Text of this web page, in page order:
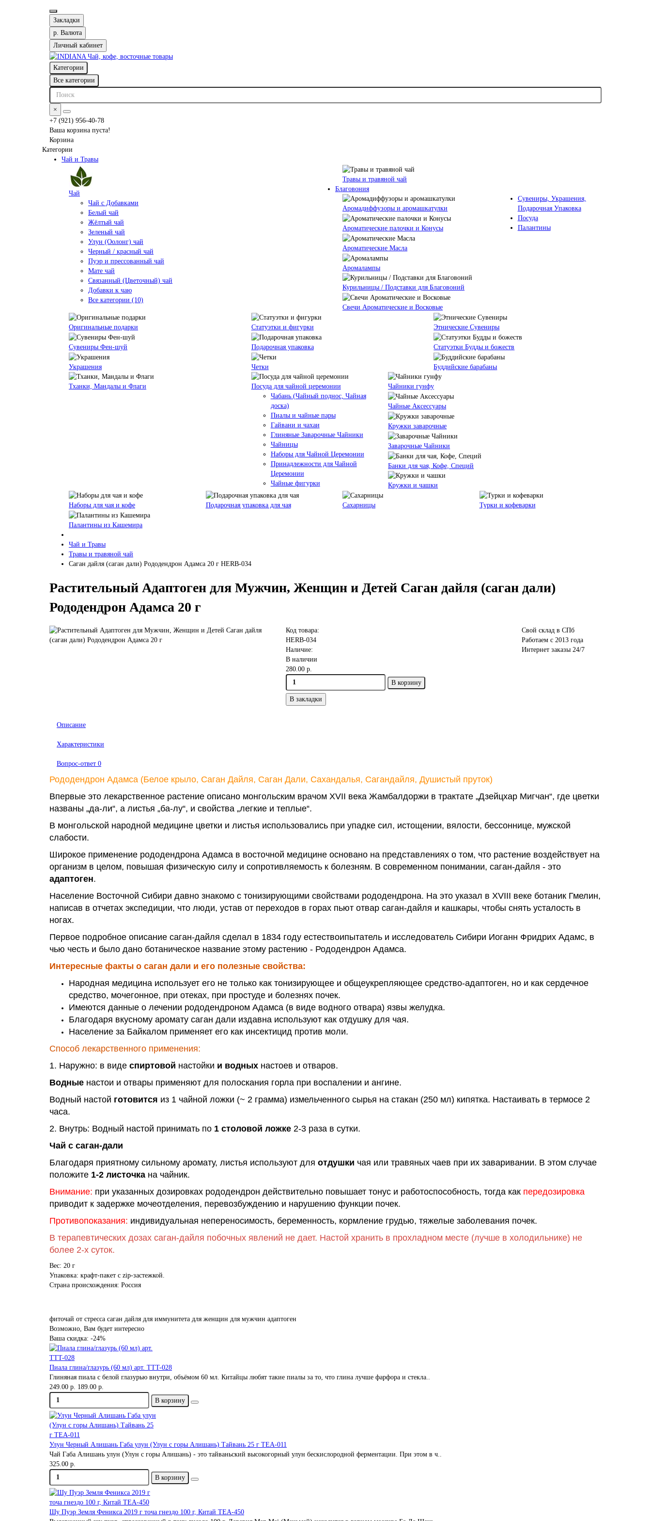
Закладки
р. Валюта
Личный кабинет
Категории
Все категории
×
+7 (921) 956-40-78
Ваша корзина пуста!
Корзина
Категории
Чай и Травы
Чай
Чай с Добавками
Белый чай
Жёлтый чай
Зеленый чай
Улун (Оолонг) чай
Черный / красный чай
Пуэр и прессованный чай
Мате чай
Связанный (Цветочный) чай
Добавки к чаю
Все категории (10)
Травы и травяной чай
Благовония
Аромадиффузоры и аромашкатулки
Ароматические палочки и Конусы
Ароматические Масла
Аромалампы
Курильницы / Подставки для Благовоний
Свечи Ароматические и Восковые
Сувениры, Украшения,
Подарочная Упаковка
Оригинальные подарки Статуэтки и фигурки Этнические Сувениры
Сувениры Фен-шуй Подарочная упаковка Статуэтки Будды и божеств
Украшения Четки Буддийские барабаны
Тханки, Мандалы и Флаги
Посуда
Посуда для чайной церемонии
Чабань (Чайный поднос, Чайная
доска)
Пиалы и чайные пары
Гайвани и чахаи
Глиняные Заварочные Чайники
Чайницы
Наборы для Чайной Церемонии
Принадлежности для Чайной
Церемонии
Чайные фигурки
Чайники гунфу
Чайные Аксессуары
Кружки заварочные
Заварочные Чайники
Банки для чая, Кофе, Специй
Кружки и чашки
Наборы для чая и кофе Подарочная упаковка для чая Сахарницы Турки и кофеварки
Палантины
Палантины из Кашемира
Чай и Травы
Травы и травяной чай
Саган дайля (саган дали) Рододендрон Адамса 20 г HERB-034
Растительный Адаптоген для Мужчин, Женщин и Детей Саган дайля (саган дали)
Рододендрон Адамса 20 г
Код товара:
HERB-034
Наличие:
В наличии
280.00 р.
В корзину
В закладки
Свой склад в СПб
Работаем с 2013 года
Интернет заказы 24/7
Описание
Характеристики
Вопрос-ответ 0
Рододендрон Адамса (Белое крыло, Саган Дайля, Саган Дали, Сахандалья, Сагандайля, Душистый пруток)
Впервые это лекарственное растение описано монгольским врачом XVII века Жамбалдоржи в трактате „Дзейцхар Мигчан“, где цветки
названы „да-ли“, а листья „ба-лу“, и свойства „легкие и теплые“.
В монгольской народной медицине цветки и листья использовались при упадке сил, истощении, вялости, бессоннице, мужской
слабости.
Широкое применение рододендрона Адамса в восточной медицине основано на представлениях о том, что растение воздействует на
организм в целом, повышая физическую силу и сопротивляемость к болезням. В современном понимании, саган-дайля - это
адаптоген.
Население Восточной Сибири давно знакомо с тонизирующими свойствами рододендрона. На это указал в ХVІІІ веке ботаник Гмелин,
написав в отчетах экспедиции, что люди, устав от переходов в горах пьют отвар саган-дайля и кашкары, чтобы снять усталость в
ногах.
Первое подробное описание саган-дайля сделал в 1834 году естествоипытатель и исследователь Сибири Иоганн Фридрих Адамс, в
чью честь и было дано ботаническое название этому растению - Рододендрон Адамса.
Интересные факты о саган дали и его полезные свойства:
Народная медицина использует его не только как тонизирующее и общеукрепляющее средство-адаптоген, но и как сердечное
средство, мочегонное, при отеках, при простуде и болезнях почек.
Имеются данные о лечении рододендроном Адамса (в виде водного отвара) язвы желудка.
Благодаря вкусному аромату саган дали издавна используют как отдушку для чая.
Население за Байкалом применяет его как инсектицид против моли.
Способ лекарственного применения:
1. Наружно: в виде спиртовой настойки и водных настоев и отваров.
Водные настои и отвары применяют для полоскания горла при воспалении и ангине.
Водный настой готовится из 1 чайной ложки (~ 2 грамма) измельченного сырья на стакан (250 мл) кипятка. Настаивать в термосе 2
часа.
2. Внутрь: Водный настой принимать по 1 столовой ложке 2-3 раза в сутки.
Чай с саган-дали
Благодаря приятному сильному аромату, листья используют для отдушки чая или травяных чаев при их заваривании. В этом случае
положите 1-2 листочка на чайник.
Внимание: при указанных дозировках рододендрон действительно повышает тонус и работоспособность, тогда как передозировка
приводит к задержке мочеотделения, перевозбуждению и нарушению функции почек.
Противопоказания: индивидуальная непереносимость, беременность, кормление грудью, тяжелые заболевания почек.
В терапевтических дозах саган-дайля побочных явлений не дает. Настой хранить в прохладном месте (лучше в холодильнике) не
более 2-х суток.
Вес: 20 г
Упаковка: крафт-пакет с zip-застежкой.
Страна происхождения: Россия
фиточай от стресса саган дайля для иммунитета для женщин для мужчин адаптоген
Возможно, Вам будет интересно
Ваша скидка: -24%
Пиала глина/глазурь (60 мл) арт. TTT-028
Глиняная пиала с белой глазурью внутри, объёмом 60 мл. Китайцы любят такие пиалы за то, что глина лучше фарфора и стекла..
249.00 р. 189.00 р.
В корзину
Улун Черный Алишань Габа улун (Улун с горы Алишань) Тайвань 25 г TEA-011
Чай Габа Алишань улун (Улун с горы Алишань) - это тайваньский высокогорный улун бескислородной ферментации. При этом в ч..
325.00 р.
В корзину
Шу Пуэр Земля Феникса 2019 г точа гнездо 100 г, Китай TEA-450